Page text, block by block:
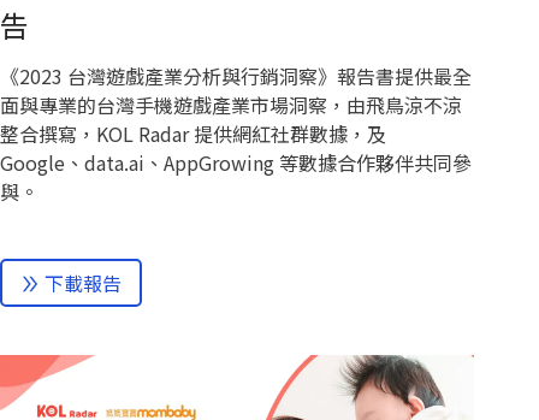
告
《2023 台灣遊戲產業分析與行銷洞察》報告書提供最全
面與專業的台灣手機遊戲產業市場洞察，由飛鳥涼不涼
整合撰寫，KOL Radar 提供網紅社群數據，及
Google、data.ai、AppGrowing 等數據合作夥伴共同參
與。
下載報告